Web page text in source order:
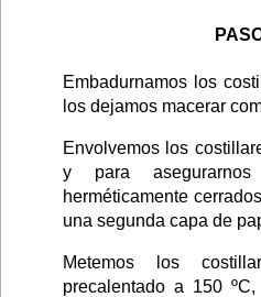
Embadurnamos los
los dejamos macerar
Envolvemos los
y para
herméticamente
una segunda capa de
Metemos los
precalentado a 150